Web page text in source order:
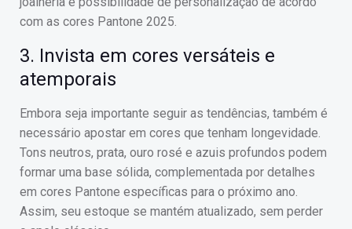
com as cores Pantone 2025.
3. Invista em cores versáteis e
atemporais
Embora seja importante seguir as tendências, também é
necessário apostar em cores que tenham longevidade.
Tons neutros, prata, ouro rosé e azuis profundos podem
formar uma base sólida, complementada por detalhes
em cores Pantone específicas para o próximo ano.
Assim, seu estoque se mantém atualizado, sem perder